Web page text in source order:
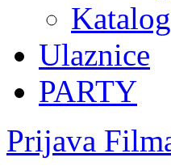
Ulaznice
PARTY
Prijava